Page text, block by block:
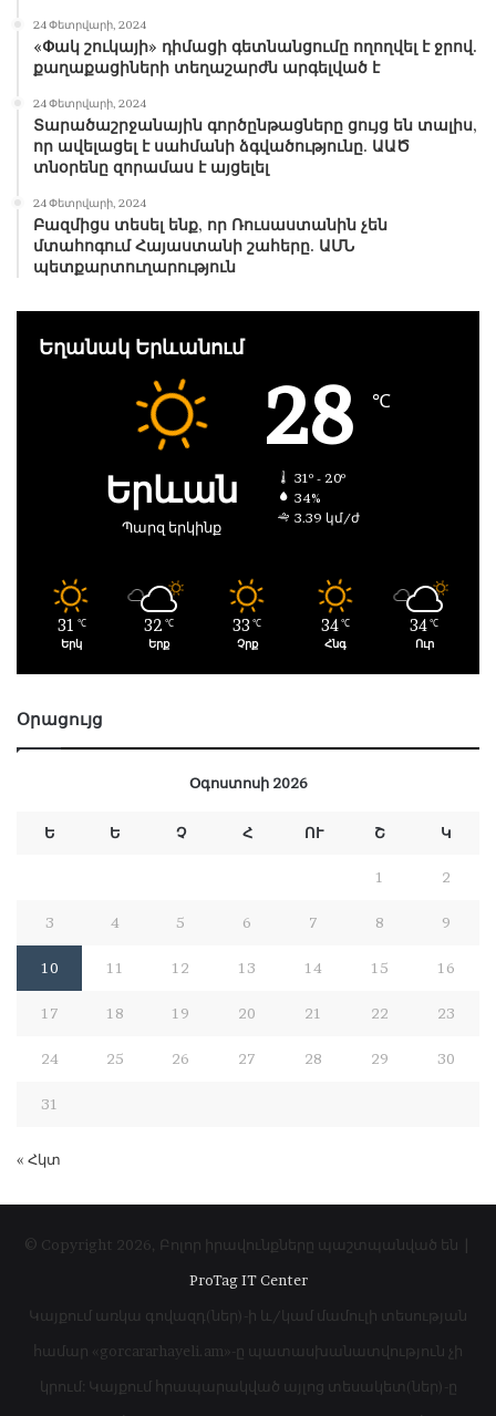
24 Փետրվարի, 2024
«Փակ շուկայի» դիմացի գետնանցումը ողողվել է ջրով.
քաղաքացիների տեղաշարժն արգելված է
24 Փետրվարի, 2024
Տարածաշրջանային գործընթացները ցույց են տալիս,
որ ավելացել է սահմանի ձգվածությունը. ԱԱԾ
տնօրենը զորամաս է այցելել
24 Փետրվարի, 2024
Բազմիցս տեսել ենք, որ Ռուսաստանին չեն
մտահոգում Հայաստանի շահերը. ԱՄՆ
պետքարտուղարություն
Եղանակ Երևանում
Երևան
Պարզ երկինք
28 ℃
31º - 20º
34%
3.39 կմ/ժ
31 ℃
Երկ
32 ℃
Երք
33 ℃
Չրք
34 ℃
Հնգ
34 ℃
Ուր
Օրացույց
Օգոստոսի 2026
Ե Ե Չ Հ ՈՒ Շ Կ
1 2
3 4 5 6 7 8 9
10 11 12 13 14 15 16
17 18 19 20 21 22 23
24 25 26 27 28 29 30
31
« Հկտ
© Copyright 2026, Բոլոր իրավունքները պաշտպանված են |
ProTag IT Center
Կայքում առկա գովազդ(ներ)-ի և/կամ մամուլի տեսության
համար «gorcararhayeli.am»-ը պատասխանատվություն չի
կրում: Կայքում հրապարակված այլոց տեսակետ(ներ)-ը